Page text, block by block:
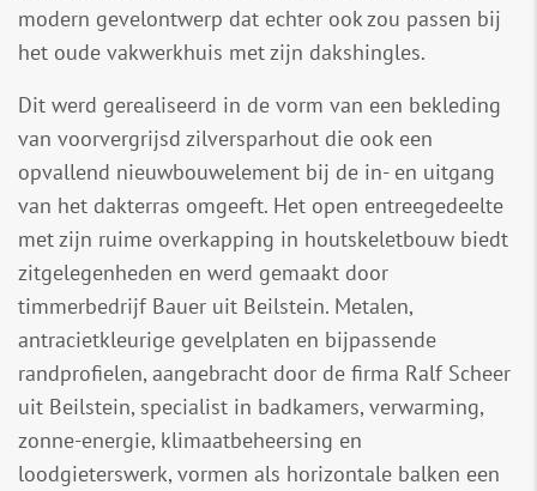
modern gevelontwerp dat echter ook zou passen bij
het oude vakwerkhuis met zijn dakshingles.
Dit werd gerealiseerd in de vorm van een bekleding
van voorvergrijsd zilversparhout die ook een
opvallend nieuwbouwelement bij de in- en uitgang
van het dakterras omgeeft. Het open entreegedeelte
met zijn ruime overkapping in houtskeletbouw biedt
zitgelegenheden en werd gemaakt door
timmerbedrijf Bauer uit Beilstein. Metalen,
antracietkleurige gevelplaten en bijpassende
randprofielen, aangebracht door de firma Ralf Scheer
uit Beilstein, specialist in badkamers, verwarming,
zonne-energie, klimaatbeheersing en
loodgieterswerk, vormen als horizontale balken een